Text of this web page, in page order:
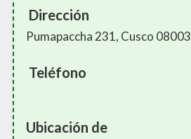
Dirección
Pumapaccha 231, Cusco 08003
Teléfono
Ubicación de